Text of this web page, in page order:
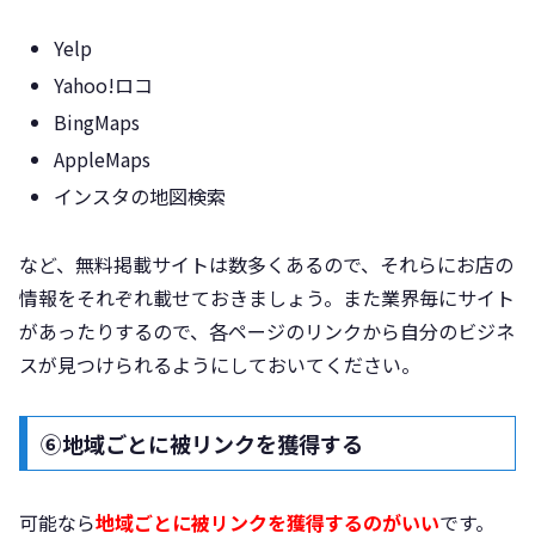
Yelp
Yahoo!ロコ
BingMaps
AppleMaps
インスタの地図検索
など、無料掲載サイトは数多くあるので、それらにお店の
情報をそれぞれ載せておきましょう。また業界毎にサイト
があったりするので、各ページのリンクから自分のビジネ
スが見つけられるようにしておいてください。
⑥地域ごとに被リンクを獲得する
可能なら地域ごとに被リンクを獲得するのがいいです。